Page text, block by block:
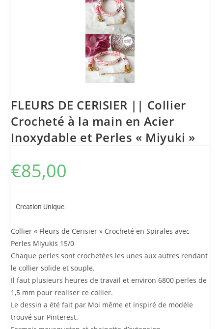
FLEURS DE CERISIER || Collier
Crocheté à la main en Acier
Inoxydable et Perles « Miyuki »
€85,00
Creation Unique
Collier « Fleurs de Cerisier » Crocheté en Spirales avec
Perles Miyukis 15/0
Chaque perles sont crochetées les unes aux autres rendant
le collier solide et souple.
Il faut plusieurs heures de travail et environ 6800 perles de
1,5 mm pour realiser ce collier.
Le dessin a été fait par Moi même et inspiré de modéle
trouvé sur Pinterest.